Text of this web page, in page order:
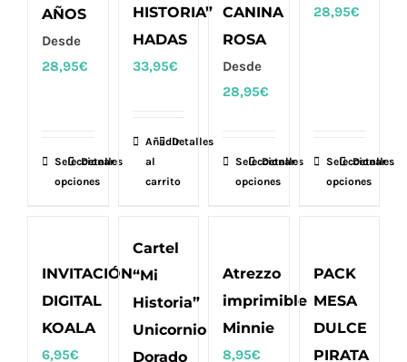
página
de
AÑOS
Desde
28,95€
Seleccionar
opciones
Este
producto
variantes.
Detalles
HISTORIA”
HADAS
33,95€
Añadir
al
carrito
Detalles
CANINA
ROSA
Desde
28,95€
Seleccionar
opciones
Este
producto
Las
Detalles
28,95€
Seleccionar
opciones
Este
producto
variantes.
Detalles
INVITACIÓN
DIGITAL
KOALA
6,95€
Cartel
“Mi
Historia”
Unicornio
Dorado
Atrezzo
imprimible
Minnie
8,95€
PACK
MESA
DULCE
PIRATA